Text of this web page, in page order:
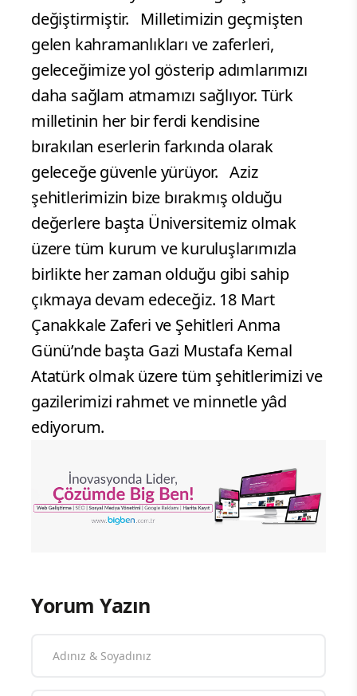
değiştirmiştir. Milletimizin geçmişten
gelen kahramanlıkları ve zaferleri,
geleceğimize yol gösterip adımlarımızı
daha sağlam atmamızı sağlıyor. Türk
milletinin her bir ferdi kendisine
bırakılan eserlerin farkında olarak
geleceğe güvenle yürüyor. Aziz
şehitlerimizin bize bırakmış olduğu
değerlere başta Üniversitemiz olmak
üzere tüm kurum ve kuruluşlarımızla
birlikte her zaman olduğu gibi sahip
çıkmaya devam edeceğiz. 18 Mart
Çanakkale Zaferi ve Şehitleri Anma
Günü’nde başta Gazi Mustafa Kemal
Atatürk olmak üzere tüm şehitlerimizi ve
gazilerimizi rahmet ve minnetle yâd
ediyorum.
Yorum Yazın